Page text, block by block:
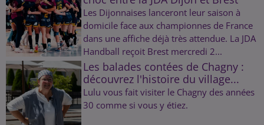
Les Dijonnaises lanceront leur saison à
domicile face aux championnes de France
dans une affiche déjà très attendue. La JDA
Handball reçoit Brest mercredi 2...
Les balades contées de Chagny :
découvrez l'histoire du village...
Lulu vous fait visiter le Chagny des années
30 comme si vous y étiez.